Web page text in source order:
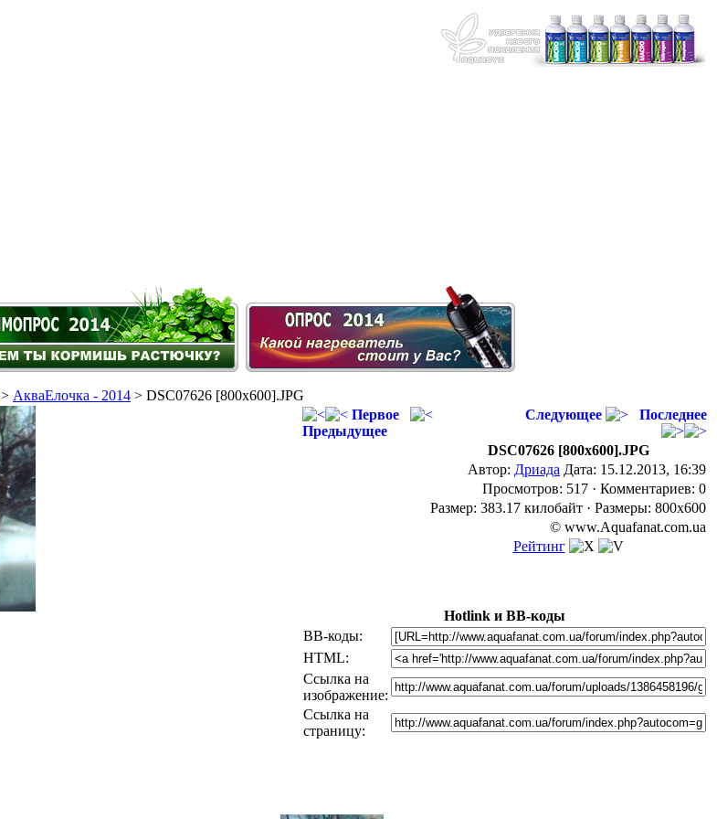
> АкваЕлочка - 2014 > DSC07626 [800x600].JPG
Первое
Предыдущее
Следующее Последнее
DSC07626 [800x600].JPG
Автор: Дриада Дата: 15.12.2013, 16:39
Просмотров: 517 · Комментариев: 0
Размер: 383.17 килобайт · Размеры: 800x600
© www.Aquafanat.com.ua
Рейтинг
Hotlink и BB-коды
BB-коды:
HTML:
Ссылка на
изображение:
Ссылка на
страницу: